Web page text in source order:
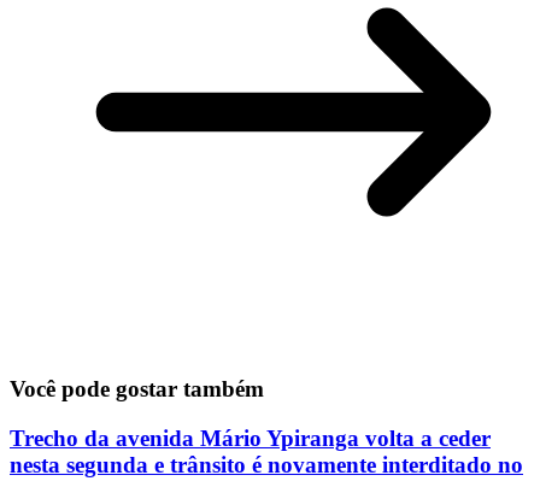
Você pode gostar também
Trecho da avenida Mário Ypiranga volta a ceder
nesta segunda e trânsito é novamente interditado no